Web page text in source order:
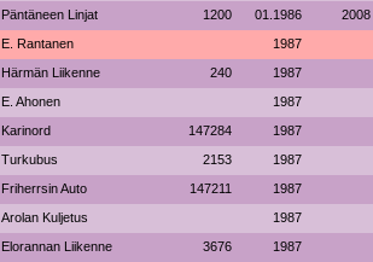
Päntäneen Linjat 1200 01.1986 2008
E. Rantanen 1987
Härmän Liikenne 240 1987
E. Ahonen 1987
Karinord 147284 1987
Turkubus 2153 1987
Friherrsin Auto 147211 1987
Arolan Kuljetus 1987
Elorannan Liikenne 3676 1987